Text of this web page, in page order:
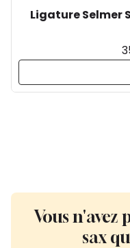
Ligature Selmer
Vous n'avez
sax